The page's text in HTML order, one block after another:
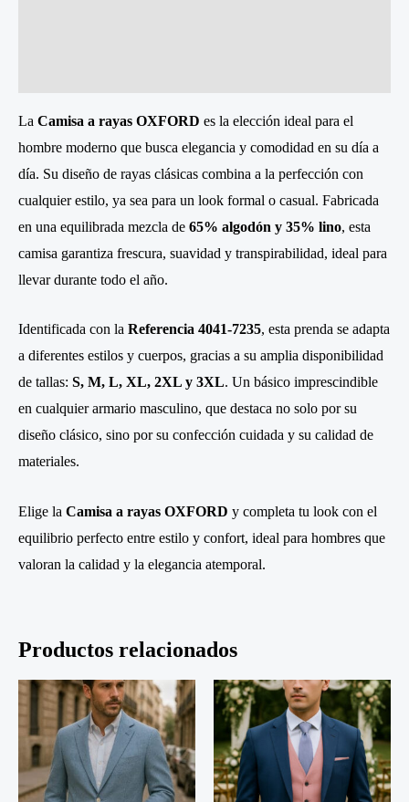
La Camisa a rayas OXFORD es la elección ideal para el
hombre moderno que busca elegancia y comodidad en su día a
día. Su diseño de rayas clásicas combina a la perfección con
cualquier estilo, ya sea para un look formal o casual. Fabricada
en una equilibrada mezcla de 65% algodón y 35% lino, esta
camisa garantiza frescura, suavidad y transpirabilidad, ideal para
llevar durante todo el año.
Identificada con la Referencia 4041-7235, esta prenda se adapta
a diferentes estilos y cuerpos, gracias a su amplia disponibilidad
de tallas: S, M, L, XL, 2XL y 3XL. Un básico imprescindible
en cualquier armario masculino, que destaca no solo por su
diseño clásico, sino por su confección cuidada y su calidad de
materiales.
Elige la Camisa a rayas OXFORD y completa tu look con el
equilibrio perfecto entre estilo y confort, ideal para hombres que
valoran la calidad y la elegancia atemporal.
Productos relacionados